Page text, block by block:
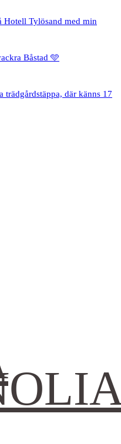
Hotell Tylösand med min
Båstad 🩵
där känns 17